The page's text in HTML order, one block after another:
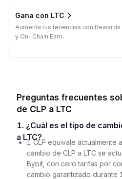
Gana con LTC
Aumenta tus tenencias con
y On-Chain Earn.
Preguntas frecuentes
de CLP a LTC
1. ¿Cuál es el tipo de cambio actual de 1 CLP
a LTC?
1 CLP equivale actualmente
cambio de CLP a LTC se
Bybit, con cero tarifas por
cambio garantizado durante